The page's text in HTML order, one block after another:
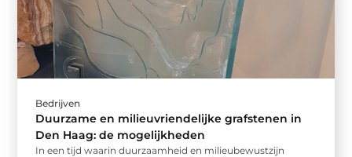
Bedrijven
Duurzame en milieuvriendelijke grafstenen in
Den Haag: de mogelijkheden
In een tijd waarin duurzaamheid en milieubewustzijn